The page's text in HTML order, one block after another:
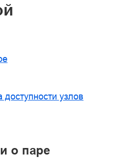
доступности узлов
о паре